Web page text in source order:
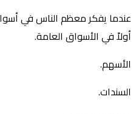
عندما يفكر معظم الناس في
أولاً في الأسواق العامة.
الأسهم.
السندات.